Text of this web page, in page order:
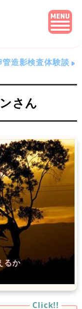
管造影検査体験談
さん